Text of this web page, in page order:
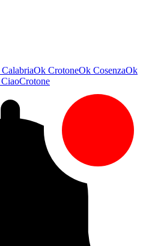
CalabriaOk CrotoneOk CosenzaOk
CiaoCrotone